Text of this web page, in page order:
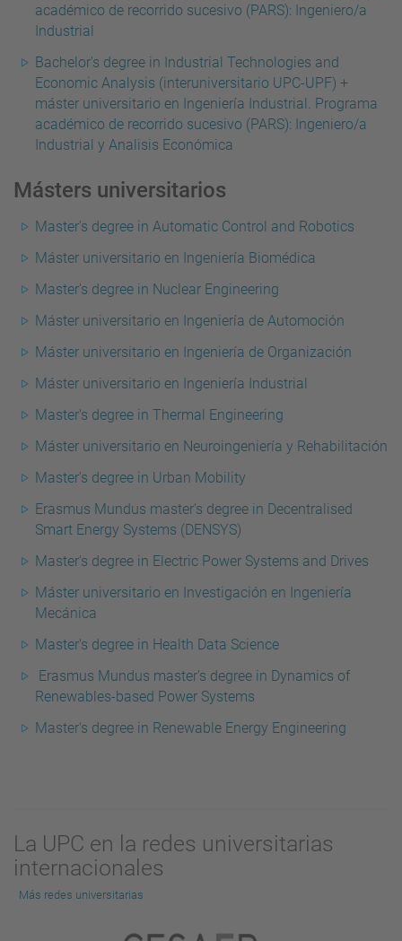
académico de recorrido sucesivo (PARS): Ingeniero/a
Industrial
Bachelor's degree in Industrial Technologies and
Economic Analysis (interuniversitario UPC-UPF) +
máster universitario en Ingeniería Industrial. Programa
académico de recorrido sucesivo (PARS): Ingeniero/a
Industrial y Analisis Económica
Másters universitarios
Master's degree in Automatic Control and Robotics
Máster universitario en Ingeniería Biomédica
Master's degree in Nuclear Engineering
Máster universitario en Ingeniería de Automoción
Máster universitario en Ingeniería de Organización
Máster universitario en Ingeniería Industrial
Master's degree in Thermal Engineering
Máster universitario en Neuroingeniería y Rehabilitación
Master's degree in Urban Mobility
Erasmus Mundus master's degree in Decentralised
Smart Energy Systems (DENSYS)
Master's degree in Electric Power Systems and Drives
Máster universitario en Investigación en Ingeniería
Mecánica
Master's degree in Health Data Science
Erasmus Mundus master's degree in Dynamics of
Renewables-based Power Systems
Master's degree in Renewable Energy Engineering
La UPC en la redes universitarias
internacionales
Más redes universitarias